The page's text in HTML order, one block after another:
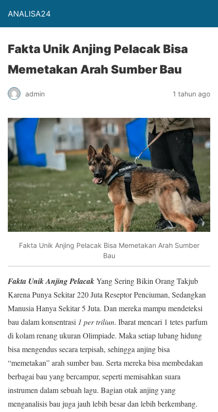
ANALISA24
Fakta Unik Anjing Pelacak Bisa
Memetakan Arah Sumber Bau
admin 1 tahun ago
Fakta Unik Anjing Pelacak Bisa Memetakan Arah Sumber
Bau
Fakta Unik Anjing PelacakYang Sering Bikin Orang Takjub
Karena Punya Sekitar 220 Juta Reseptor Penciuman, Sedangkan
Manusia Hanya Sekitar 5 Juta. Dan mereka mampu mendeteksi
bau dalam konsentrasi 1 per triliun. Ibarat mencari 1 tetes parfum
di kolam renang ukuran Olimpiade. Maka setiap lubang hidung
bisa mengendus secara terpisah, sehingga anjing bisa
“memetakan” arah sumber bau. Serta mereka bisa membedakan
berbagai bau yang bercampur, seperti memisahkan suara
instrumen dalam sebuah lagu. Bagian otak anjing yang
menganalisis bau juga jauh lebih besar dan lebih berkembang.